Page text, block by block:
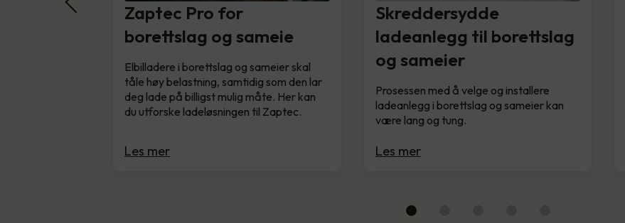
Zaptec Pro for
borettslag og sameie
Elbilladere i borettslag og sameier skal
tåle høy belastning, samtidig som den lar
deg lade på billigst mulig måte. Her kan
du utforske ladeløsningen til Zaptec.
Les mer
Skreddersydde
ladeanlegg til borettslag
og sameier
Prosessen med å velge og installere
ladeanlegg i borettslag og sameier kan
være lang og tung.
Les mer